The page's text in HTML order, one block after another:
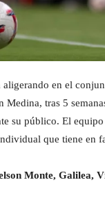
en el
tras 5
su público. El
que tiene en
Monte,